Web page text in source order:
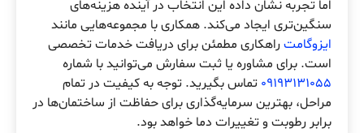
اما تجربه نشان داده این انتخاب در آینده هزینه‌های
سنگین‌تری ایجاد می‌کند. همکاری با مجموعه‌هایی مانند
ایزوگامتراهکاری مطمئن برای دریافت خدمات تخصصی
است. برای مشاوره یا ثبت سفارش می‌توانید با شماره
09193131055 تماس بگیرید. توجه به کیفیت در تمام
مراحل، بهترین سرمایه‌گذاری برای حفاظت از ساختمان‌ها در
برابر رطوبت و تغییرات دما خواهد بود.